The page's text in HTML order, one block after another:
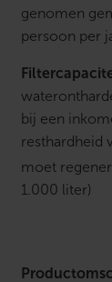
a
t
e
h
o
e
a
a
n
t
genomen
persoon per
bij een
resthardheid
moet
1.000 liter)